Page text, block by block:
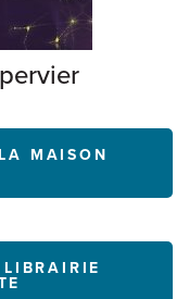
MAISON
LIBRAIRIE